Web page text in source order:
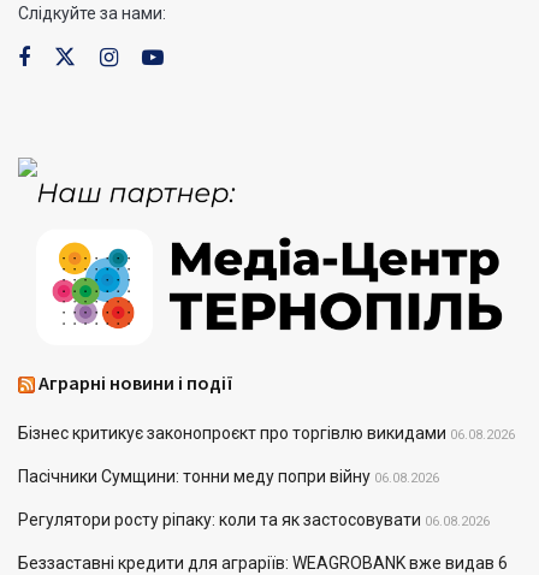
Слідкуйте за нами:
Аграрні новини і події
Бізнес критикує законопроєкт про торгівлю викидами 06.08.2026
Пасічники Сумщини: тонни меду попри війну 06.08.2026
Регулятори росту ріпаку: коли та як застосовувати 06.08.2026
Беззаставні кредити для аграріїв: WEAGROBANK вже видав 6